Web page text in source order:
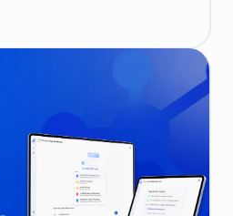
kết quả về mô hình để
Hãy cùng FPT.AI
là gì, cách thức